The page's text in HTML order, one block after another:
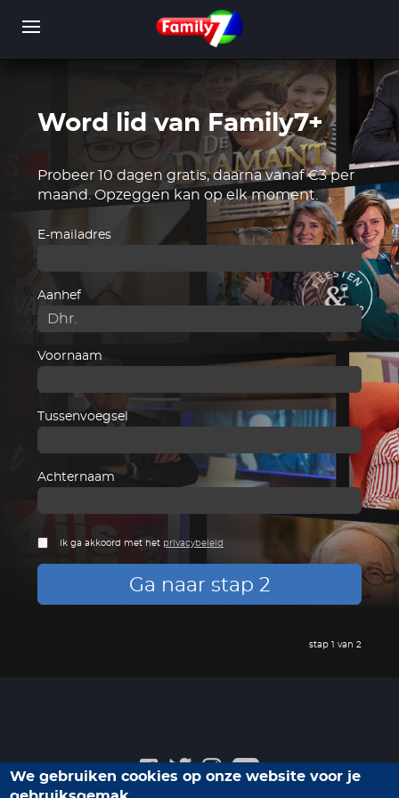
WORD LID INLOGGEN
Word lid van Family7+
Probeer 10 dagen gratis, daarna vanaf €3 per
maand. Opzeggen kan op elk moment.
E-mailadres
Aanhef
Voornaam
Tussenvoegsel
Achternaam
Ik ga akkoord met het privacybeleid
Ga naar stap 2
stap 1 van 2
We gebruiken cookies op onze website voor je